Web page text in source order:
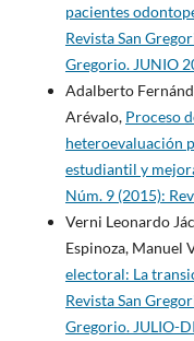
pacientes
Revista San
Gregorio. JUNIO
Adalberto
Arévalo, Proceso
heteroevaluación
estudiantil y
Núm. 9 (2015):
Verni Leonardo
Espinoza, Manuel
electoral: La
Revista San
Gregorio. JULIO-